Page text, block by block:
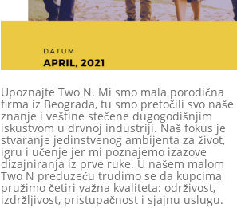
Upoznajte Two N. Mi smo mala porodična
firma iz Beograda, tu smo pretočili svo naše
znanje i veštine stečene dugogodišnjim
iskustvom u drvnoj industriji. Naš fokus je
stvaranje jedinstvenog ambijenta za život,
igru i učenje jer mi poznajemo izazove
dizajniranja iz prve ruke. U našem malom
Two N preduzeću trudimo se da kupcima
pružimo četiri važna kvaliteta: održivost,
izdržljivost, pristupačnost i sjajnu uslugu.